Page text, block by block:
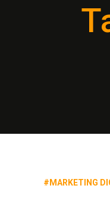
#MARKETING